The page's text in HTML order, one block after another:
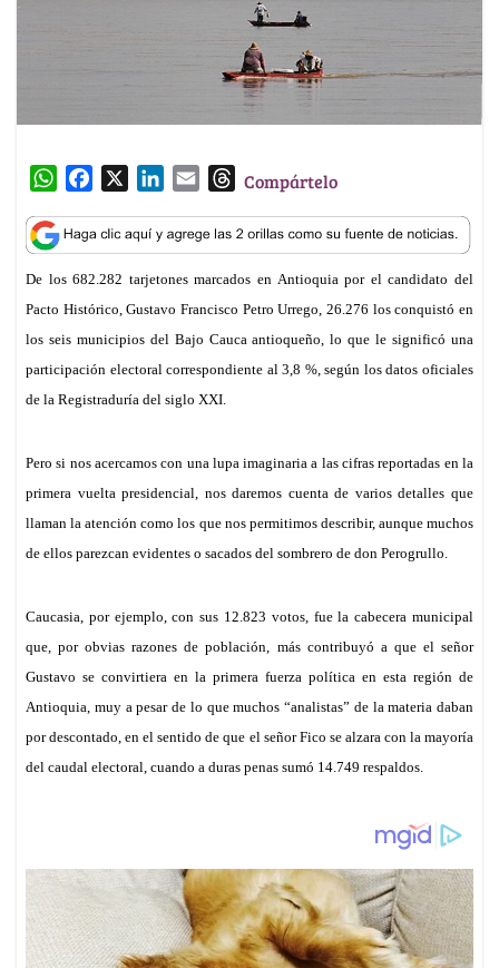
W
a
t
s
A
p
p
c
e
b
o
o
k
n
k
e
d
I
n
a
i
l
T
r
e
a
d
s
Compártelo
De los 682.282 tarjetones marcados en Antioquia por el candidato del
Pacto Histórico, Gustavo Francisco Petro Urrego, 26.276 los conquistó en
los seis municipios del Bajo Cauca antioqueño, lo quelesignificó una
participación electoralcorrespondiente al 3,8 %, según los datosoficiales
de la Registraduría del siglo XXI.
Pero si nos acercamos con una lupa imaginaria a las cifras reportadas en la
primera vuelta presidencial, nos daremos cuenta de varios detalles que
llaman la atención como los que nos permitimosdescribir, aunque muchos
de ellos parezcan evidentes o sacados del sombrero de don Perogrullo.
Caucasia, por ejemplo, con sus 12.823 votos, fue la cabecera municipal
que, por obvias razones de población, más contribuyó a que el señor
Gustavo se convirtiera en la primera fuerza política en esta región de
Antioquia, muy a pesar de lo que muchos “analistas” de la materia daban
por descontado,en el sentido de que el señor Fico se alzara con la mayoría
del caudal electoral, cuando a duras penas sumó 14.749 respaldos.